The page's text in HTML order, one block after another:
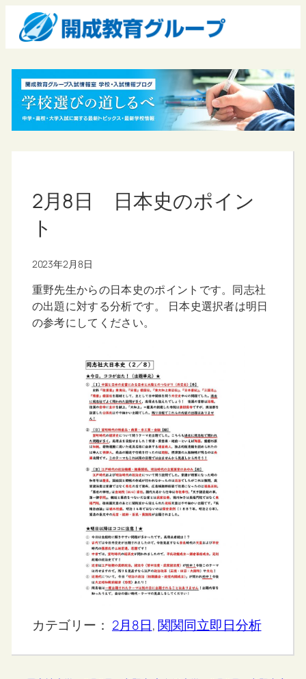
2月8日 日本史のポイン
ト
2023年2月8日
重野先生からの日本史のポイントです。同志社
の出題に対する分析です。 日本史選択者は明日
の参考にしてください。
カテゴリー： 2月8日, 関関同立即日分析